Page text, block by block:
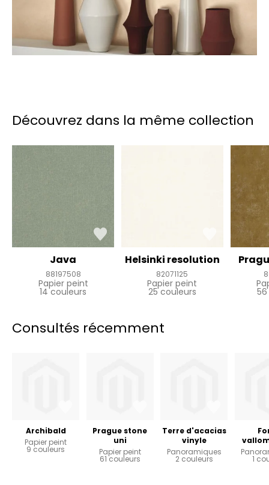
Découvrez dans la même collection
Java
88197508
Papier peint
14 couleurs
Helsinki resolution
82071125
Papier peint
25 couleurs
Consultés récemment
Archibald
Papier peint
9 couleurs
Prague stone
uni
Papier peint
61 couleurs
Terre d'acacias
vinyle
Panoramiques
2 couleurs 1